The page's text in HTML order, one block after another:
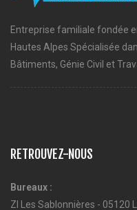
Entreprise familiale fondée
Hautes Alpes Spécialisée
Bâtiments, Génie Civil et
RETROUVEZ-NOUS
Bureaux :
ZI Les Sablonnières - 05120